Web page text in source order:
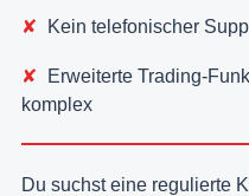
Kein telefonischer
Erweiterte Trading-
komplex
Du suchst eine regulierte